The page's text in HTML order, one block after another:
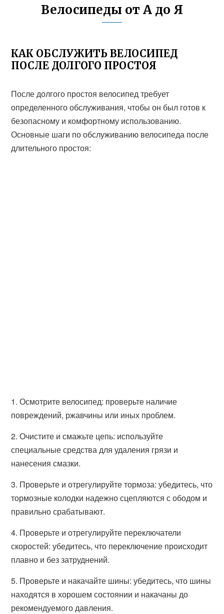
Велосипеды от А до Я
КАК ОБСЛУЖИТЬ ВЕЛОСИПЕД
ПОСЛЕ ДОЛГОГО ПРОСТОЯ
После долгого простоя велосипед требует
определенного обслуживания, чтобы он был готов к
безопасному и комфортному использованию.
Основные шаги по обслуживанию велосипеда после
длительного простоя:
1. Осмотрите велосипед: проверьте наличие
повреждений, ржавчины или иных проблем.
2. Очистите и смажьте цепь: используйте
специальные средства для удаления грязи и
нанесения смазки.
3. Проверьте и отрегулируйте тормоза: убедитесь, что
тормозные колодки надежно сцепляются с ободом и
правильно срабатывают.
4. Проверьте и отрегулируйте переключатели
скоростей: убедитесь, что переключение происходит
плавно и без затруднений.
5. Проверьте и накачайте шины: убедитесь, что шины
находятся в хорошем состоянии и накачаны до
рекомендуемого давления.